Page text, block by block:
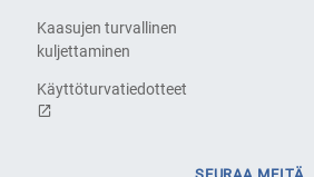
Kaasujen turvallinen
kuljettaminen
Käyttöturvatiedotteet